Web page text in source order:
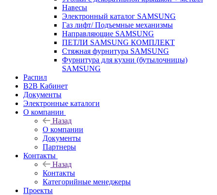
Навесы
Электронный каталог SAMSUNG
Газ лифт/ Подъемные механизмы
Направляющие SAMSUNG
ПЕТЛИ SAMSUNG КОМПЛЕКТ
Стяжная фурнитура SAMSUNG
Фурнитура для кухни (бутылочницы)
SAMSUNG
Распил
B2B Кабинет
Документы
Электронные каталоги
О компании
Назад
О компании
Документы
Партнеры
Контакты
Назад
Контакты
Категорийные менеджеры
Проекты